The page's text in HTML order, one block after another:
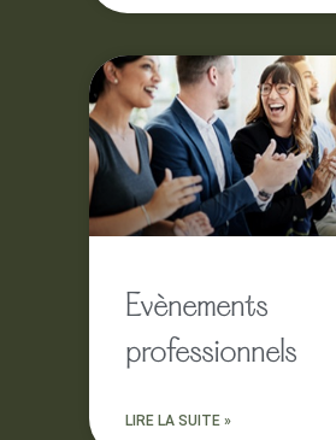
Evènements
professionnels
LIRE LA SUITE »